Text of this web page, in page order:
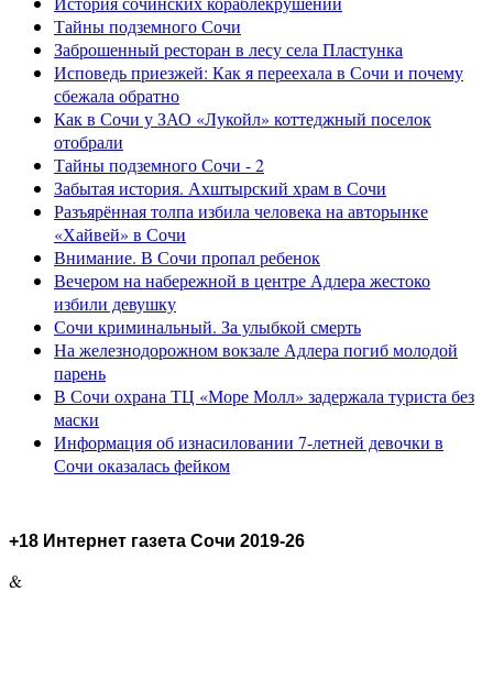
Тайны подземного Сочи
Заброшенный ресторан в лесу села Пластунка
Исповедь приезжей: Как я переехала в Сочи и почему
сбежала обратно
Как в Сочи у ЗАО «Лукойл» коттеджный поселок
отобрали
Тайны подземного Сочи - 2
Забытая история. Ахштырский храм в Сочи
Разъярённая толпа избила человека на авторынке
«Хайвей» в Сочи
Внимание. В Сочи пропал ребенок
Вечером на набережной в центре Адлера жестоко
избили девушку
Сочи криминальный. За улыбкой смерть
На железнодорожном вокзале Адлера погиб молодой
парень
В Сочи охрана ТЦ «Море Молл» задержала туриста без
маски
Информация об изнасиловании 7-летней девочки в
Сочи оказалась фейком
+18 Интернет газета Сочи 2019-26
&